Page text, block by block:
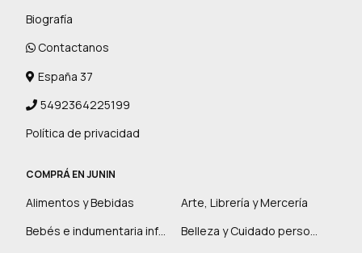
Biografía
Contactanos
España 37
5492364225199
Política de privacidad
COMPRÁ EN JUNIN
Alimentos y Bebidas
Arte, Librería y Mercería
Bebés e indumentaria infantil
Belleza y Cuidado personal